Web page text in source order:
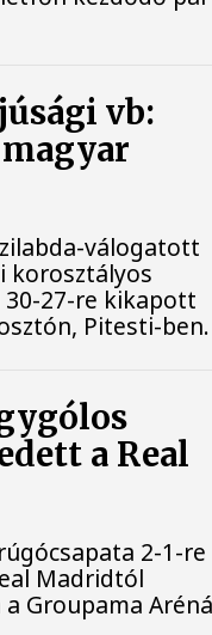
vb:
válogatott
korosztályos
27-re kikapott
Pitesti-ben.
a Real
2-1-re
Madridtól
Groupama